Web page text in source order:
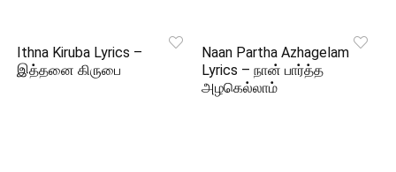
Ithna Kiruba Lyrics –
இத்தனை கிருபை
Naan Partha Azhagelam
Lyrics – நான் பார்த்த
அழகெல்லாம்